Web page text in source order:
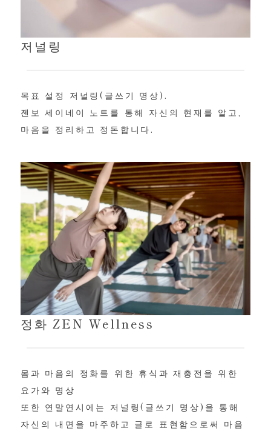
저널링
목표 설정 저널링(글쓰기 명상).
젠보 세이네이 노트를 통해 자신의 현재를 알고,
마음을 정리하고 정돈합니다.
정화 ZEN Wellness
몸과 마음의 정화를 위한 휴식과 재충전을 위한
요가와 명상
또한 연말연시에는 저널링(글쓰기 명상)을 통해
자신의 내면을 마주하고 글로 표현함으로써 마음